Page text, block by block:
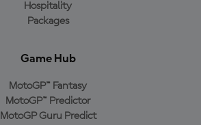
Hospitality
Packages
Game Hub
MotoGP™ Fantasy
MotoGP™ Predictor
MotoGP Guru Predict